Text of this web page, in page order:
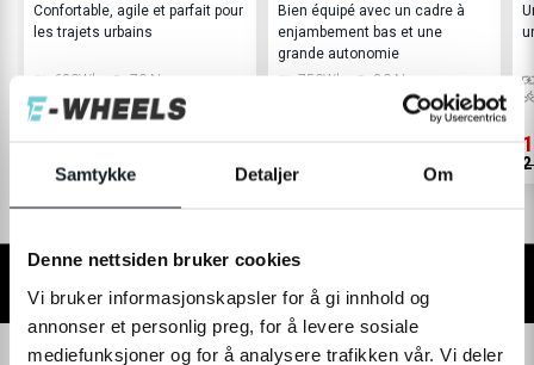
Samtykke Detaljer Om
Denne nettsiden bruker cookies
Vi bruker informasjonskapsler for å gi innhold og
annonser et personlig preg, for å levere sosiale
mediefunksjoner og for å analysere trafikken vår. Vi deler
Confortable, agile et parfait pour
les trajets urbains
630Wh
70 Nm
Randonnée / Ville
2 790 €
Bien équipé avec un cadre à
enjambement bas et une
grande autonomie
750Wh
80 Nm
Randonnée / Ville
3 390 €